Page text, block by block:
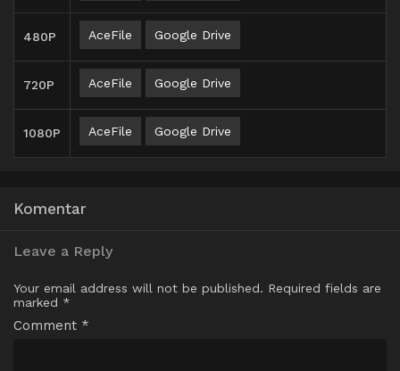
480P AceFile Google Drive
720P AceFile Google Drive
1080P AceFile Google Drive
Komentar
Leave a Reply
Your email address will not be published. Required fields are
marked *
Comment *